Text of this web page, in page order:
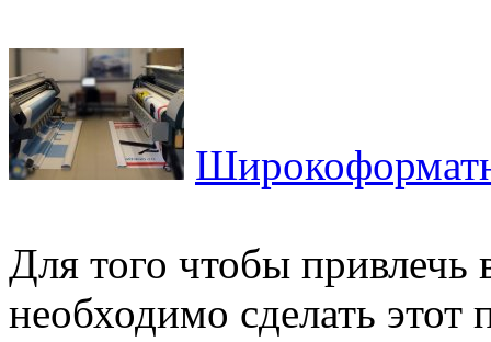
Для того чтобы привлечь
необходимо сделать